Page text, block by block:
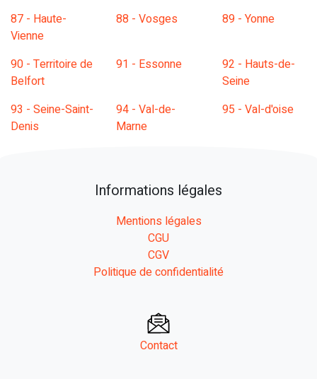
87 - Haute-
Vienne
88 - Vosges 89 - Yonne
90 - Territoire de
Belfort
91 - Essonne
92 - Hauts-de-
Seine
93 - Seine-Saint-
Denis
94 - Val-de-
Marne
95 - Val-d'oise
Informations légales
Mentions légales
CGU
CGV
Politique de confidentialité
Contact